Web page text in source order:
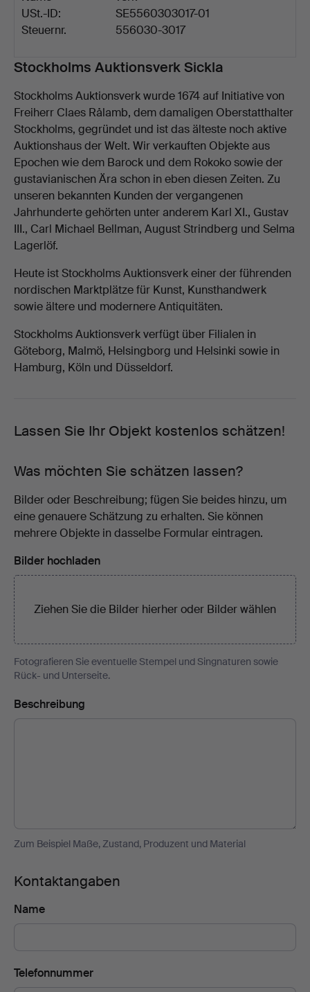
USt.-ID:
SE5560303017-01
Steuernr.
556030-3017
Beschreibung
Stockholms Auktionsverk Sickla
Stockholms Auktionsverk wurde 1674 auf Initiative von
Freiherr Claes Rålamb, dem damaligen Oberstatthalter
Stockholms, gegründet und ist das älteste noch aktive
Auktionshaus der Welt. Wir verkauften Objekte aus
Epochen wie dem Barock und dem Rokoko sowie der
gustavianischen Ära schon in eben diesen Zeiten. Zu
unseren bekannten Kunden der vergangenen
Jahrhunderte gehörten unter anderem Karl XI., Gustav
III., Carl Michael Bellman, August Strindberg und Selma
Lagerlöf.
Heute ist Stockholms Auktionsverk einer der führenden
nordischen Marktplätze für Kunst, Kunsthandwerk
sowie ältere und modernere Antiquitäten.
Stockholms Auktionsverk verfügt über Filialen in
Göteborg, Malmö, Helsingborg und Helsinki sowie in
Hamburg, Köln und Düsseldorf.
Lassen Sie Ihr Objekt kostenlos schätzen!
Was möchten Sie schätzen lassen?
Bilder oder Beschreibung; fügen Sie beides hinzu, um
eine genauere Schätzung zu erhalten. Sie können
mehrere Objekte in dasselbe Formular eintragen.
Bilder hochladen
Ziehen Sie die Bilder hierher oder Bilder wählen
Fotografieren Sie eventuelle Stempel und Singnaturen sowie
Rück- und Unterseite.
Beschreibung
Zum Beispiel Maße, Zustand, Produzent und Material
Kontaktangaben
Name
Telefonnummer